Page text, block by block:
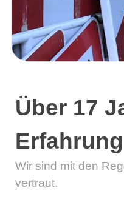
Über 17
Erfahrung
Wir sind mit den
vertraut.